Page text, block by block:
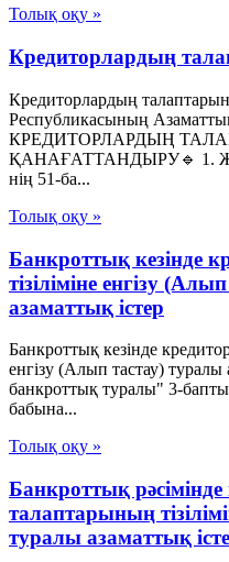
Толық оқу »
Кредиторлардың
Кредиторлардың
Республикасының
КРЕДИТОРЛАРДЫҢ
ҚАНАҒАТТАНДЫРУ🔹
нің 51-ба...
Толық оқу »
Банкроттық кезінде
тізіліміне енгізу
азаматтық істер
Банкроттық кезінде
енгізу (Алып тастау)
банкроттық туралы" 3-
бабына...
Толық оқу »
Банкроттық
талаптарының
туралы азаматтық